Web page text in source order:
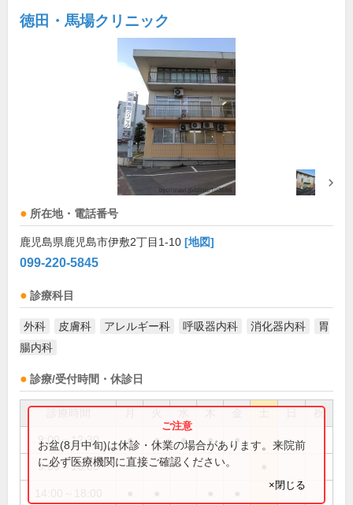
徳田・馬場クリニック
所在地・電話番号
鹿児島県鹿児島市伊敷2丁目1-10 [地図]
099-220-5845
診療科目
外科 皮膚科 アレルギー科 呼吸器内科 消化器内科
胃
腸内科
診療/受付時間・休診日
祝
9:00～12:30 ● ● ● ● ●
9:00～16:00
お盆(8月中旬)は休診・休業の場合があります。来院前
に必ず医療機関に直接ご確認ください。
×閉じる